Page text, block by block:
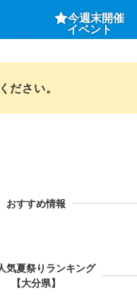
今週末開催
イベント
さい。
おすすめ情報
気夏祭りランキング
【大分県】